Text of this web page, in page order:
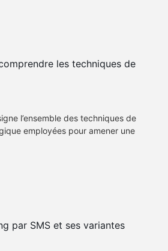
les techniques de
l’ensemble des techniques de
employées pour amener une
par SMS et ses variantes